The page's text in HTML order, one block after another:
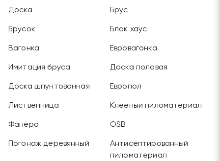
Доска Брус
Брусок Блок хаус
Вагонка Евровагонка
Имитация бруса Доска половая
Доска шпунтованная Европол
Лиственница Клееный пиломатериал
Фанера OSB
Погонаж деревянный
Антисептированный
пиломатериал